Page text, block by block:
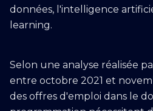
données, l'intelligence
learning.
Selon une analyse réalisée
entre octobre 2021 et
des offres d'emploi dans le